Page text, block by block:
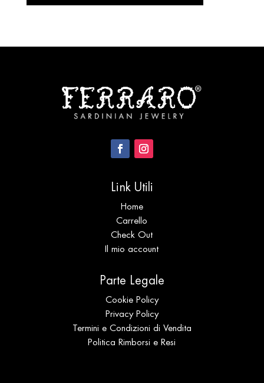
Link Utili
Home
Carrello
Check Out
Il mio account
Parte Legale
Cookie Policy
Privacy Policy
Termini e Condizioni di Vendita
Politica Rimborsi e Resi